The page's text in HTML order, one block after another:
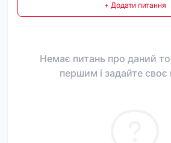
+ Додати питання
Немає питань про даний
першим і задайте своє